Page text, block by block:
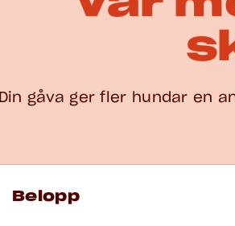
Din gåva ger fler hundar en
Belopp